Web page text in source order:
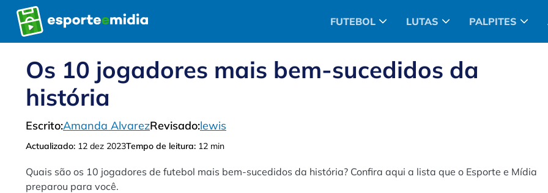
Pular
para
o
FUTEBOL LUTAS PALPITES
Os 10 jogadores mais bem-sucedidos da
história
Escrito:Amanda AlvarezRevisado:lewis
Actualizado: 12 dez 2023Tempo de leitura: 12 min
Quais são os 10 jogadores de futebol mais bem-sucedidos da história? Confira aqui a lista que o Esporte e Mídia
preparou para você.